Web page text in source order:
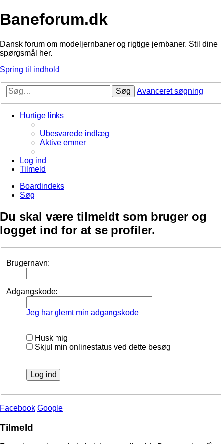
Baneforum.dk
Dansk forum om modeljernbaner og rigtige jernbaner. Stil dine
spørgsmål her.
Spring til indhold
Søg Avanceret søgning
Hurtige links
Ubesvarede indlæg
Aktive emner
Log ind
Tilmeld
Boardindeks
Søg
Du skal være tilmeldt som bruger og
logget ind for at se profiler.
Brugernavn:
Adgangskode:
Jeg har glemt min adgangskode
Husk mig
Skjul min onlinestatus ved dette besøg
Facebook Google
Tilmeld